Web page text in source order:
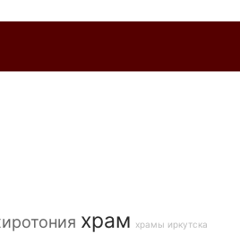
храм храмы иркутска